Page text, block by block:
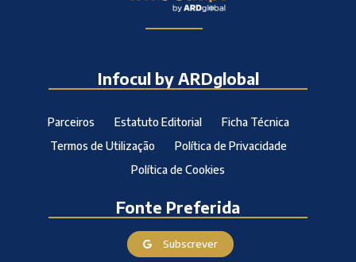
Infocul by ARDglobal
Parceiros Estatuto Editorial
Ficha Técnica
Termos de Utilização
Política de Privacidade
Política de Cookies
Fonte Preferida
Subscrever